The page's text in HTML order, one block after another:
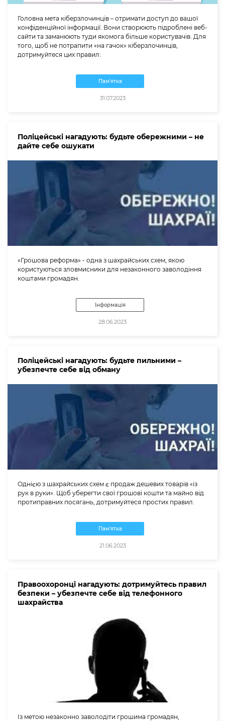
Головна мета кіберзлочинців – отримати доступ до вашої
конфіденційної інформації. Вони створюють підроблені веб-
сайти та заманюють туди якомога більше користувачів. Для
того, щоб не потрапити «на гачок» кіберзлочинців,
дотримуйтеся цих правил:
Пам'ятка
31.07.2023
Поліцейські нагадують: будьте обережними – не
дайте себе ошукати
«Грошова реформа» - одна з шахрайських схем, якою
користуються зловмисники для незаконного заволодіння
коштами громадян.
Інформація
28.06.2023
Поліцейські нагадують: будьте пильними –
убезпечте себе від обману
Однією з шахрайських схем є продаж дешевих товарів «із
рук в руки». Щоб уберегти свої грошові кошти та майно від
протиправних посягань, дотримуйтеся простих правил.
Пам'ятка
21.06.2023
Правоохоронці нагадують: дотримуйтесь правил
безпеки – убезпечте себе від телефонного
шахрайства
Із метою незаконно заволодіти грошима громадян,